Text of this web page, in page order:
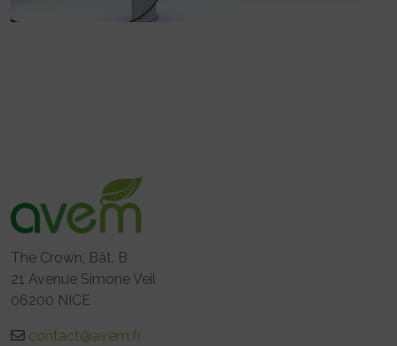
The Crown, Bât. B
21 Avenue Simone Veil
06200 NICE
contact@avem.fr